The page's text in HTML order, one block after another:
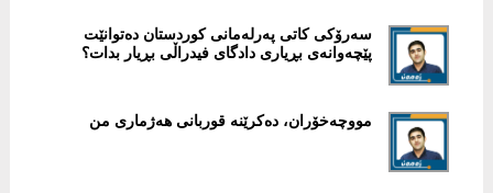
سەرۆكی كاتی پەرلەمانی کوردستان دەتوانێت
پێچەوانەی بڕیاری دادگای فیدراڵی بڕیار بدات؟
مووچەخۆران، دەکرێنە قوربانی هەژماری من